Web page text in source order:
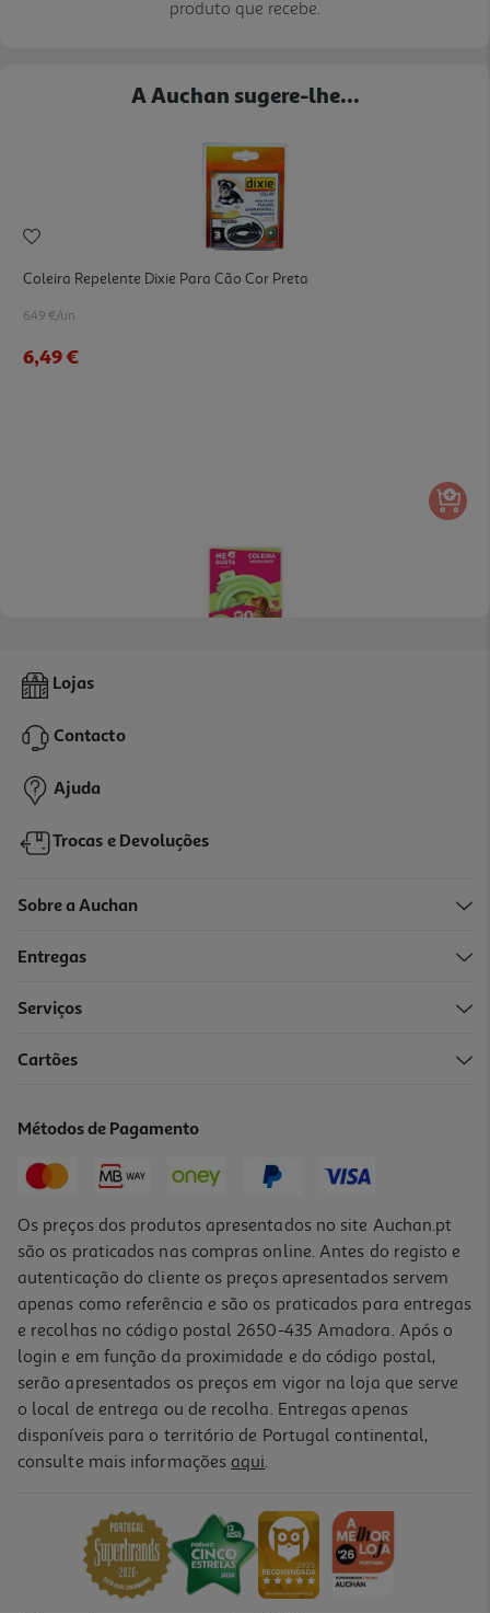
produto que recebe.
A Auchan sugere-lhe...
Coleira Repelente Dixie Para Cão Cor Preta
6.49 €/un
6,49 €
Coleira Repelente Cão Me Gusta Luminiscente
4,65 €
Coleira Repelente Cão Pilou Verde 75cm
12,99 €
Lojas
Contacto
Ajuda
Trocas e Devoluções
Sobre a Auchan
Entregas
Serviços
Cartões
Métodos de Pagamento
Os preços dos produtos apresentados no site Auchan.pt
são os praticados nas compras online. Antes do registo e
autenticação do cliente os preços apresentados servem
apenas como referência e são os praticados para entregas
e recolhas no código postal 2650-435 Amadora. Após o
login e em função da proximidade e do código postal,
serão apresentados os preços em vigor na loja que serve
o local de entrega ou de recolha. Entregas apenas
disponíveis para o território de Portugal continental,
consulte mais informações aqui.